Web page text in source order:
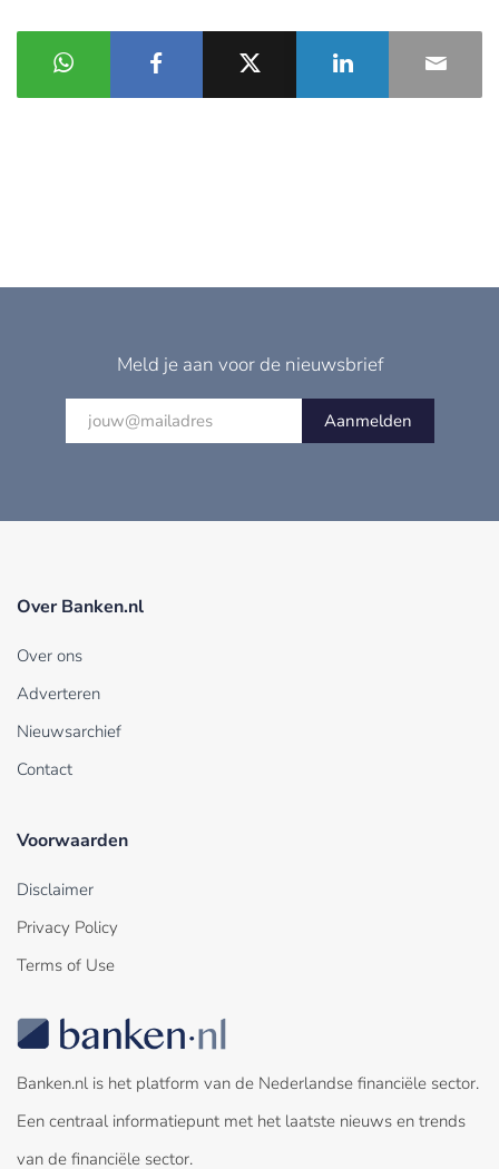
Meld je aan voor de nieuwsbrief
Aanmelden
Over Banken.nl
Over ons
Adverteren
Nieuwsarchief
Contact
Voorwaarden
Disclaimer
Privacy Policy
Terms of Use
Banken.nl is het platform van de Nederlandse financiële sector.
Een centraal informatiepunt met het laatste nieuws en trends
van de financiële sector.